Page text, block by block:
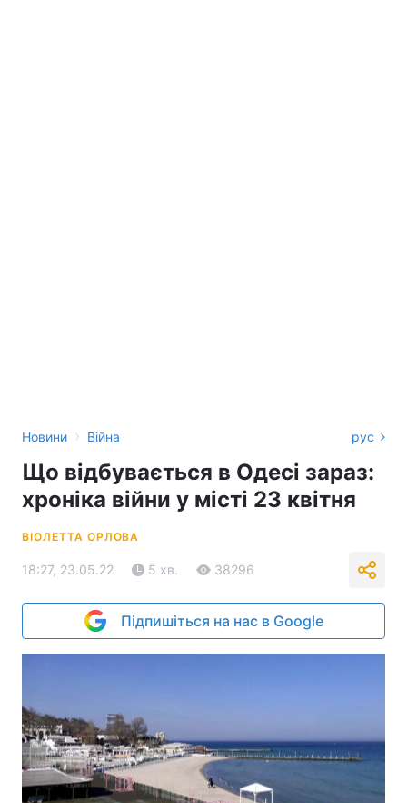
Новини › Війна рус
Що відбувається в Одесі зараз:
хроніка війни у місті 23 квітня
ВІОЛЕТТА ОРЛОВА
18:27, 23.05.22 5 хв. 38296
Підпишіться на нас в Google